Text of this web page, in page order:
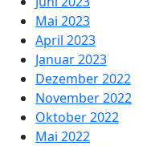
Mai 2023
April 2023
Januar 2023
Dezember 2022
November 2022
Oktober 2022
Mai 2022